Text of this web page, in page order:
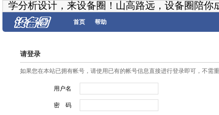
学分析设计，来设备圈！山高路远，设备圈陪你
首页 帮助
请登录
如果您在本站已拥有帐号，请使用已有的帐号信息直接进行登录即可，不需
用户名
密 码